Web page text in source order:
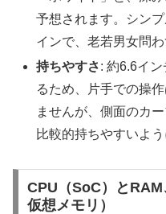
予想されます。シン
インで、老若男女問
持ちやすさ: 約6.6イ
るため、片手での操
ませんが、側面のカ
比較的持ちやすいよ
CPU（SoC）とRAM
仮想メモリ）